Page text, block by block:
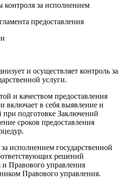
за исполнением
предоставления
и осуществляет контроль за
услуги.
и качеством предоставления
включает в себя выявление и
подготовке Заключений
сроков предоставления
исполнением государственной
решений
Правового управления
Правового управления.